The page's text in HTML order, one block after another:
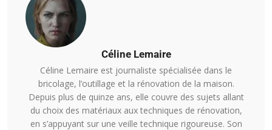
Céline Lemaire
Céline Lemaire est journaliste spécialisée dans le
bricolage, l’outillage et la rénovation de la maison.
Depuis plus de quinze ans, elle couvre des sujets allant
du choix des matériaux aux techniques de rénovation,
en s’appuyant sur une veille technique rigoureuse. Son